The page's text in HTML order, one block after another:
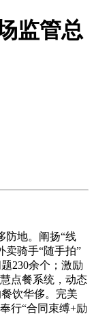
监管总
地。阐扬“线
卖骑手“随手拍”
230余个；激励
点餐系统，动态
饮华侈。完美
行“合同束缚+励